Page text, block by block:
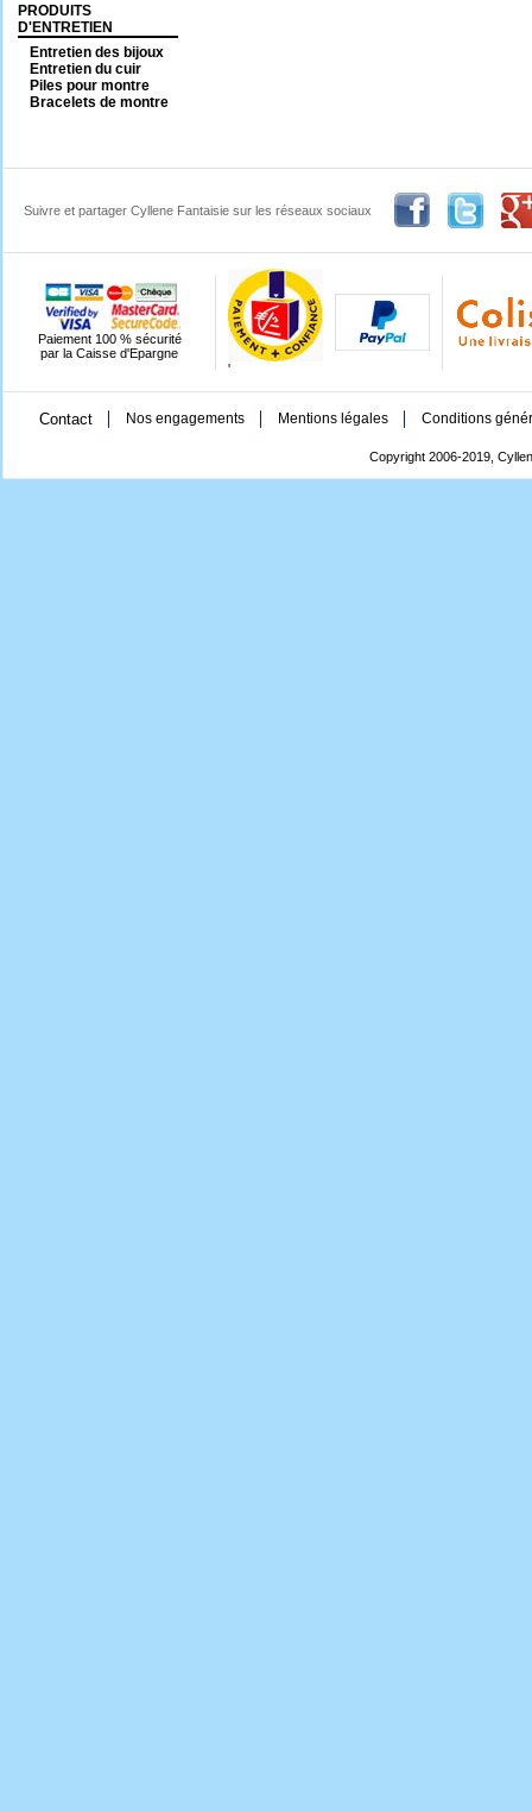
PRODUITS
D'ENTRETIEN
Entretien des bijoux
Entretien du cuir
Piles pour montre
Bracelets de montre
Suivre et partager Cyllene Fantaisie sur les réseaux sociaux
Paiement 100 % sécurité
par la Caisse d'Epargne
'
Contact Nos engagements Mentions légales Conditions
Copyright 2006-2019,